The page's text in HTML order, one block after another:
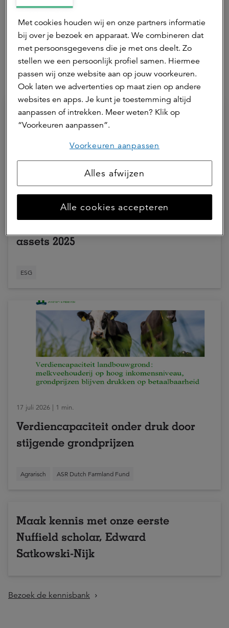
Deel dit artikel
Hierna lezen
27 juli 2026 | 1 min.
ESG Annual Update a.s.r. real
assets 2025
ESG
17 juli 2026 | 1 min.
Verdiencapaciteit onder druk door
stijgende grondprijzen
Agrarisch ASR Dutch Farmland Fund
Maak kennis met onze eerste
Nuffield scholar, Edward
Satkowski-Nijk
Bezoek de kennisbank
Met cookies houden wij en onze partners informatie
bij over je bezoek en apparaat. We combineren dat
met persoonsgegevens die je met ons deelt. Zo
stellen we een persoonlijk profiel samen. Hiermee
passen wij onze website aan op jouw voorkeuren.
Ook laten we advertenties op maat zien op andere
websites en apps. Je kunt je toestemming altijd
aanpassen of intrekken. Meer weten? Klik op
“Voorkeuren aanpassen”.
Voorkeuren aanpassen
Alles afwijzen
Alle cookies accepteren